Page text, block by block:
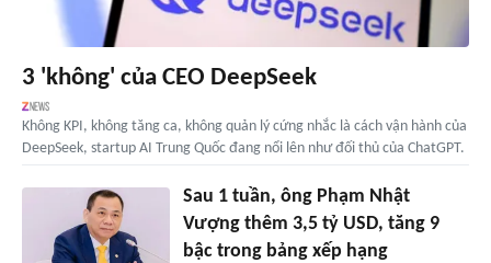
3 'không' của CEO DeepSeek
Không KPI, không tăng ca, không quản lý cứng nhắc là cách vận hành của
DeepSeek, startup AI Trung Quốc đang nổi lên như đối thủ của ChatGPT.
Sau 1 tuần, ông Phạm Nhật
Vượng thêm 3,5 tỷ USD, tăng 9
bậc trong bảng xếp hạng